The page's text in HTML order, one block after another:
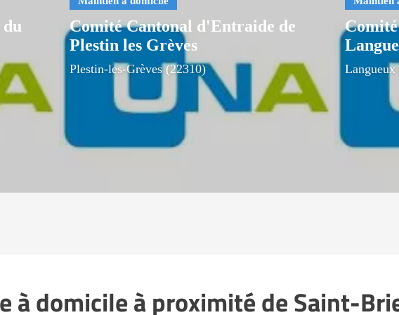
Comité Cantonal d'Entraide de
Plestin les Grèves
Plestin-les-Grèves (22310) Langueux
à domicile à proximité de Saint-